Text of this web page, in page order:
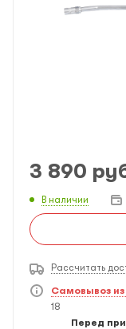
3 890
В наличии
Рассчитать
Самовывоз
18
Перед